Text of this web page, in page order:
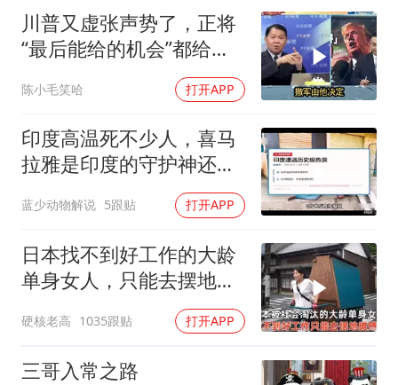
实探山东最热的“中国蔬菜之乡”
女子开一天一夜空调后二氧化碳中毒
船舶避风项目停工 多地全力防台风
奋进开新局 实干挑大梁
川普又虚张声势了，正将
“最后能给的机会”都给伊
陈小毛笑哈 打开APP
印度高温死不少人，喜马
拉雅是印度的守护神还是
蓝少动物解说 5跟贴 打开APP
日本找不到好工作的大龄
单身女人，只能去摆地
摊，一天有多心累？
硬核老高 1035跟贴 打开APP
三哥入常之路